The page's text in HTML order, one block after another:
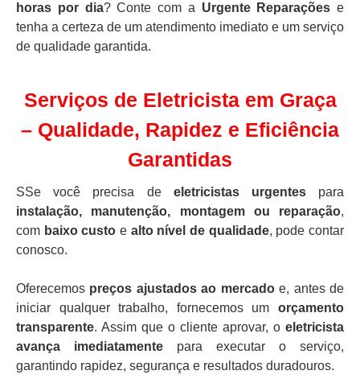
horas por dia? Conte com a Urgente Reparações e
tenha a certeza de um atendimento imediato e um serviço
de qualidade garantida.
Serviços de Eletricista em Graça
– Qualidade, Rapidez e Eficiência
Garantidas
SSe você precisa de eletricistas urgentespara
instalação, manutenção, montagem ou reparação,
com baixo custo e alto nível de qualidade, pode contar
conosco.
Oferecemos preços ajustados ao mercadoe, antes de
iniciar qualquer trabalho, fornecemos um orçamento
transparente. Assim que o cliente aprovar, o eletricista
avança imediatamente para executar o serviço,
garantindo rapidez, segurança e resultados duradouros.